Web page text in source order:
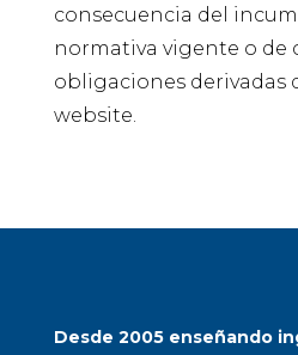
consecuencia del
normativa vigente o de
obligaciones derivadas
website.
Desde 2005 enseñando